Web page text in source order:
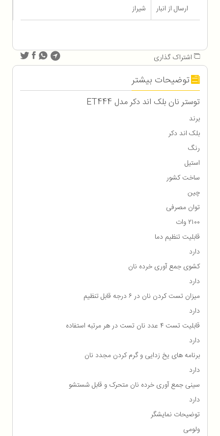
ارسال از انبار
شیراز
اشتراک گذاری
توضیحات بیشتر
توستر نان بلک اند دکر مدل ET444
برند
بلک اند دکر
رنگ
استیل
ساخت کشور
چین
توان مصرفی
۲۱۰۰ وات
قابلیت تنظیم دما
دارد
کشوی جمع آوری خرده نان
دارد
میزان تست کردن نان در ۶ درجه قابل تنظیم
دارد
قابلیت تست ۴ عدد نان تست در هر مرتبه استفاده
دارد
برنامه های یخ زدایی و گرم کردن مجدد نان
دارد
سینی جمع آوری خرده نان متحرک و قابل شستشو
دارد
توضیحات نمایشگر
ولومی